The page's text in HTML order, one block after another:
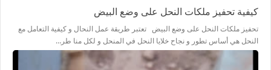
كيفية تحفيز ملكات النحل على وضع البيض
تحفيز ملكات النحل على وضع البيض تعتبر طريقة عمل النحال و كيفية التعامل مع
النحل هي أساس تطور و نجاح خلايا النحل في المنحل و لكل منا طر…